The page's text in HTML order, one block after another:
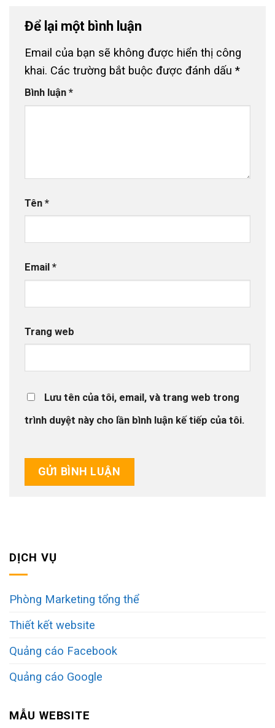
Để lại một bình luận
Email của bạn sẽ không được hiển thị công
khai. Các trường bắt buộc được đánh dấu *
Bình luận *
Tên *
Email *
Trang web
Lưu tên của tôi, email, và trang web trong
trình duyệt này cho lần bình luận kế tiếp của tôi.
DỊCH VỤ
Phòng Marketing tổng thể
Thiết kết website
Quảng cáo Facebook
Quảng cáo Google
MẪU WEBSITE